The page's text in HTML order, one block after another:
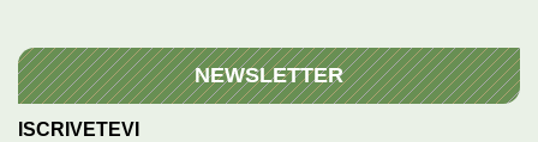
NEWSLETTER
ISCRIVETEVI